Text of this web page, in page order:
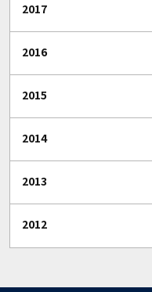
2017
2016
2015
2014
2013
2012